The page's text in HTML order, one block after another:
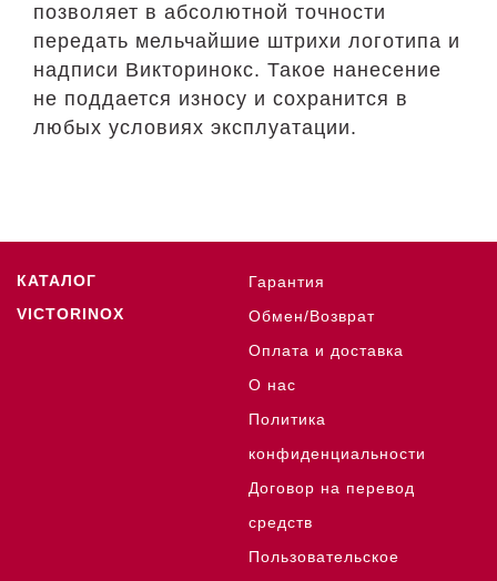
позволяет в абсолютной точности
передать мельчайшие штрихи логотипа и
надписи Викторинокс. Такое нанесение
не поддается износу и сохранится в
любых условиях эксплуатации.
КАТАЛОГ
VICTORINOX
Гарантия
Обмен/Возврат
Оплата и доставка
О нас
Политика
конфиденциальности
Договор на перевод
средств
Пользовательское